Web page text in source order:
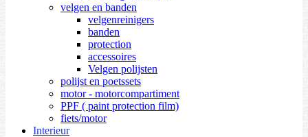
velgen en banden
velgenreinigers
banden
protection
accessoires
Velgen polijsten
polijst en poetssets
motor - motorcompartiment
PPF ( paint protection film)
fiets/motor
Interieur